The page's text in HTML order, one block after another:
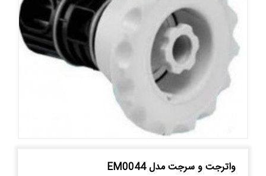
واترجت و سرجت مدل EM0044